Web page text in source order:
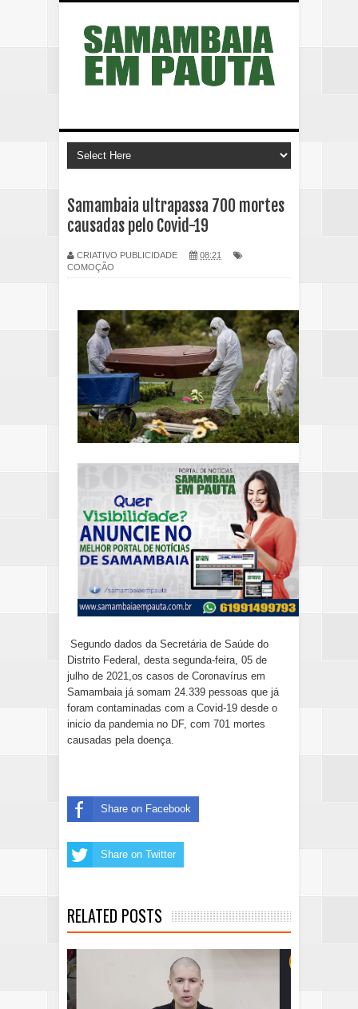
Samambaia ultrapassa 700 mortes
causadas pelo Covid-19
CRIATIVO PUBLICIDADE
08:21
COMOÇÃO
Segundo dados da Secretária de Saúde do
Distrito Federal, desta segunda-feira, 05 de
julho de 2021,os casos de Coronavírus em
Samambaia já somam 24.339 pessoas que já
foram contaminadas com a Covid-19 desde o
inicio da pandemia no DF, com 701 mortes
causadas pela doença.
Share on Facebook
Share on Twitter
RELATED POSTS